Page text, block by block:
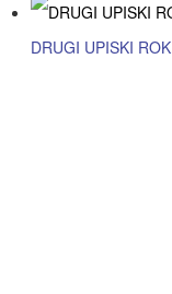
DRUGI UPISKI ROK